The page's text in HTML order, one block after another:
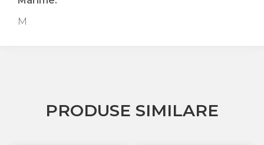
M
PRODUSE SIMILARE